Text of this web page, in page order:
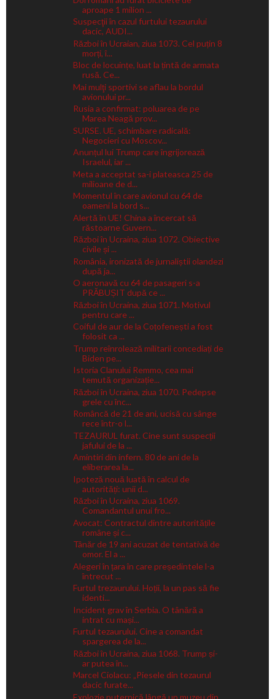
aproape 1 milion ...
Suspecţii în cazul furtului tezaurului
dacic, AUDI...
Război în Ucraian, ziua 1073. Cel puțin 8
morți, î...
Bloc de locuințe, luat la țintă de armata
rusă. Ce...
Mai mulţi sportivi se aflau la bordul
avionului pr...
Rusia a confirmat: poluarea de pe
Marea Neagă prov...
SURSE. UE, schimbare radicală:
Negocieri cu Moscov...
Anunțul lui Trump care îngrijorează
Israelul, iar ...
Meta a acceptat sa-i plateasca 25 de
milioane de d...
Momentul în care avionul cu 64 de
oameni la bord s...
Alertă în UE! China a încercat să
răstoarne Guvern...
Război în Ucraina, ziua 1072. Obiective
civile și ...
România, ironizată de jurnaliștii olandezi
după ja...
O aeronavă cu 64 de pasageri s-a
PRĂBUȘIT după ce ...
Război în Ucraina, ziua 1071. Motivul
pentru care ...
Coiful de aur de la Coțofenești a fost
folosit ca ...
Trump reînrolează militarii concediați de
Biden pe...
Istoria Clanului Remmo, cea mai
temută organizație...
Război în Ucraina, ziua 1070. Pedepse
grele cu înc...
Româncă de 21 de ani, ucisă cu sânge
rece într-o l...
TEZAURUL furat. Cine sunt suspecții
jafului de la ...
Amintiri din infern. 80 de ani de la
eliberarea la...
Ipoteză nouă luată în calcul de
autorități: unii d...
Război în Ucraina, ziua 1069.
Comandantul unui fro...
Avocat: Contractul dintre autoritățile
române și c...
Tânăr de 19 ani acuzat de tentativă de
omor. El a ...
Alegeri în țara în care președintele l-a
întrecut ...
Furtul trezaurului. Hoții, la un pas să fie
identi...
Incident grav în Serbia. O tânără a
intrat cu mași...
Furtul tezaurului. Cine a comandat
spargerea de la...
Război în Ucraina, ziua 1068. Trump și-
ar putea în...
Marcel Ciolacu: „Piesele din tezaurul
dacic furate...
Explozie puternică lângă un muzeu din